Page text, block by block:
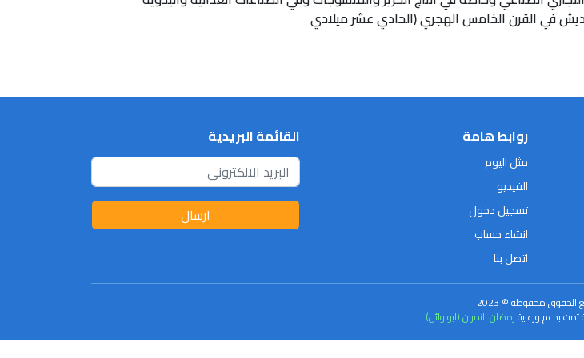
في القرن الخامس الهجري (الحادي عشر ميلادي
روابط هامة
مثل اليوم
الفيديو
تسجيل دخول
انشاء حساب
اتصل بنا
القائمة البريدية
ارسال
الحقوق محفوظة © 2023
تمت بدعم ورعايةرمضان النمران (ابو وائل)